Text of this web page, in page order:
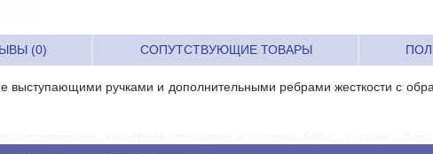
(0) СОПУТСТВУЮЩИЕ ТОВАРЫ
ручками и дополнительными ребрами жесткости с